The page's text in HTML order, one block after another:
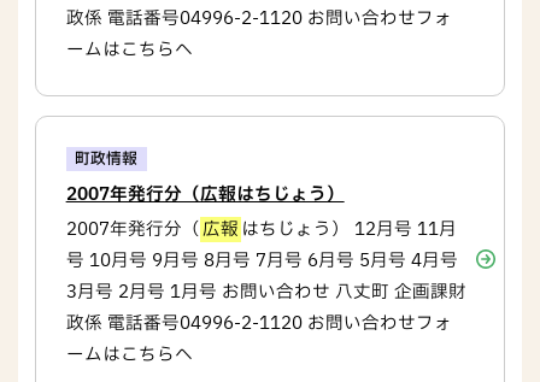
政係 電話番号04996-2-1120 お問い合わせフォ
ームはこちらへ
町政情報
2007年発行分（広報はちじょう）
2007年発行分（広報 はちじょう） 12月号 11月
号 10月号 9月号 8月号 7月号 6月号 5月号 4月号
3月号 2月号 1月号 お問い合わせ 八丈町 企画課財
政係 電話番号04996-2-1120 お問い合わせフォ
ームはこちらへ